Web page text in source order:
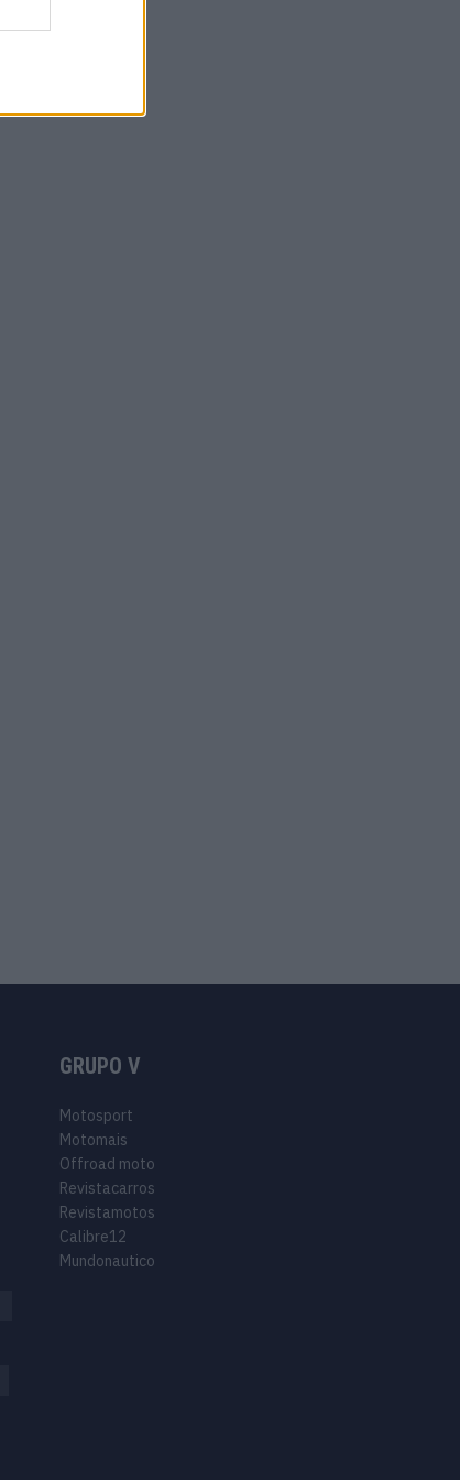
GRUPO V
Motosport
Motomais
Offroad moto
Revistacarros
Revistamotos
Calibre12
Mundonautico